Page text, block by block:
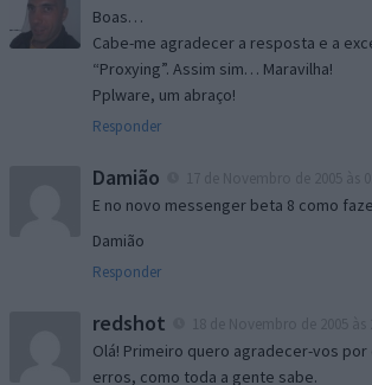
Boas…
Cabe-me agradecer a resposta e a
“Proxying”. Assim sim… Maravilha!
Pplware, um abraço!
Responder
Damião
E no novo messenger beta 8 como
Damião
Responder
redshot
Olá! Primeiro quero agradecer-vos
erros, como toda a gente sabe.